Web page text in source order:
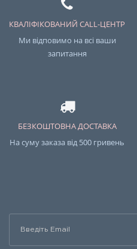
КВАЛІФІКОВАНИЙ CALL-ЦЕНТР
Ми відповимо на всі ваши
запитання
БЕЗКОШТОВНА ДОСТАВКА
На суму заказа від 500 гривень